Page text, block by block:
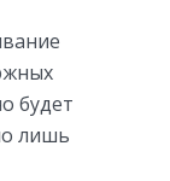
будет
лишь